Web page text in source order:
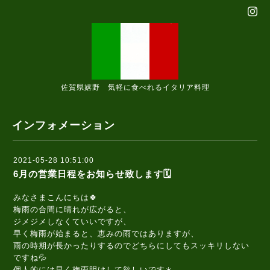
佐賀県嬉野 気軽に食べれるイタリア料理
インフォメーション
2021-05-28 10:51:00
6月の営業日程をお知らせ致します🗓️
みなさまこんにちは🍀
梅雨の合間に晴れが広がると、
ジメジメしなくていいですが、
早く梅雨が始まると、恵みの雨ではありますが、
雨の時期が長かったりするのでどちらにしてもスッキリしない
ですね💦